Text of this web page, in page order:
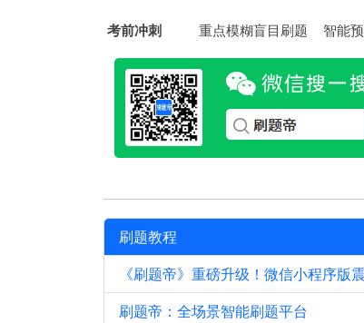
考前冲刺 重点模糊盲目刷题 智能
刷题教程
《刷题帝》重磅升级！微信小程序版
刷题帝：全场景智能刷题平台